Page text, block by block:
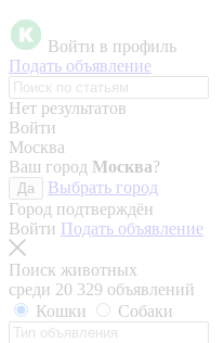
Войти в профиль
Подать объявление
Нет результатов
Войти
Москва
Ваш город Москва?
Да
Выбрать город
Город подтверждён
Войти Подать объявление
Поиск животных
среди 20 329 объявлений
Кошки
Собаки